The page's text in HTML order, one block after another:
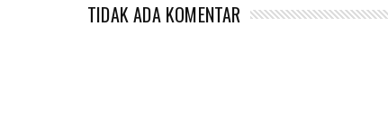
TIDAK ADA KOMENTAR